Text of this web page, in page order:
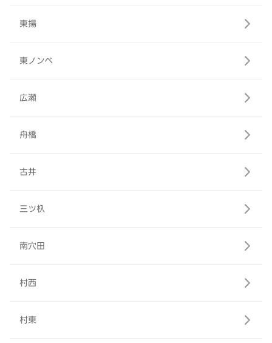
東揚
東ノンベ
広瀬
舟橋
古井
三ツ杁
南穴田
村西
村東